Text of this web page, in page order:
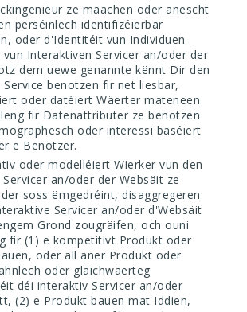
ze maachen oder anescht
perséinlech identifizéierbar
oder d'Identitéit vun Individuen
Interaktiven Servicer an/oder der
dem uewe genannte kënnt Dir den
benotzen fir net liesbar,
oder datéiert Wäerter mateneen
fir Datenattributer ze benotzen
oder interessi baséiert
e Benotzer.
oder modelléiert Wierker vun den
an/oder der Websäit ze
soss ëmgedréint, disaggregeren
Servicer an/oder d'Websäit
Grond zougräifen, och ouni
fir (1) e kompetitivt Produkt oder
oder all aner Produkt oder
oder gläichwäerteg
déi interaktiv Servicer an/oder
(2) e Produkt bauen mat Iddien,